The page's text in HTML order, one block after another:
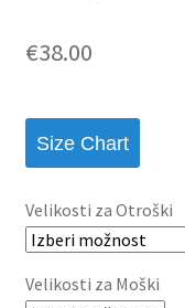
€38.00
Size Chart
Velikosti za Otroški
Velikosti za Moški